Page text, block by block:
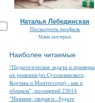
Наталья Лебединская
Посмотреть профиль
Мама шестерых
Наиболее читаемые
“Педагогические задачи и примеры
их решения (из Сухомлинского,
Корчака и Монтессори) - как и
обещала”, посещений 23614
“Називин, скорая и.. будьте